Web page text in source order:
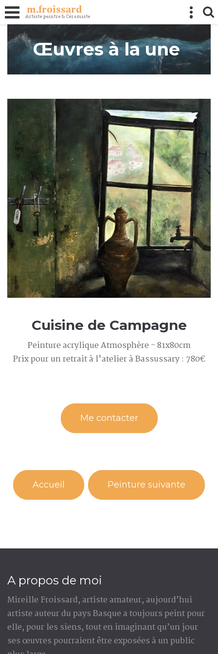
Panneau de gestion des cookies
Œuvres à la une
Cuisine de Campagne
Peinture acrylique Atmosphère - 81x80cm
Prix pour un retrait à l'atelier à Bassussary : 780€
Me contacter
Accueil Peinture suivante
A propos de moi
Mireille Froissard, artiste amateur, aujourd’hui
artiste auteur du pays Basque a toujours peint pour
elle, pour les siens, tout en imaginant qu’un jour
ses œuvres pourraient être exposées à un public